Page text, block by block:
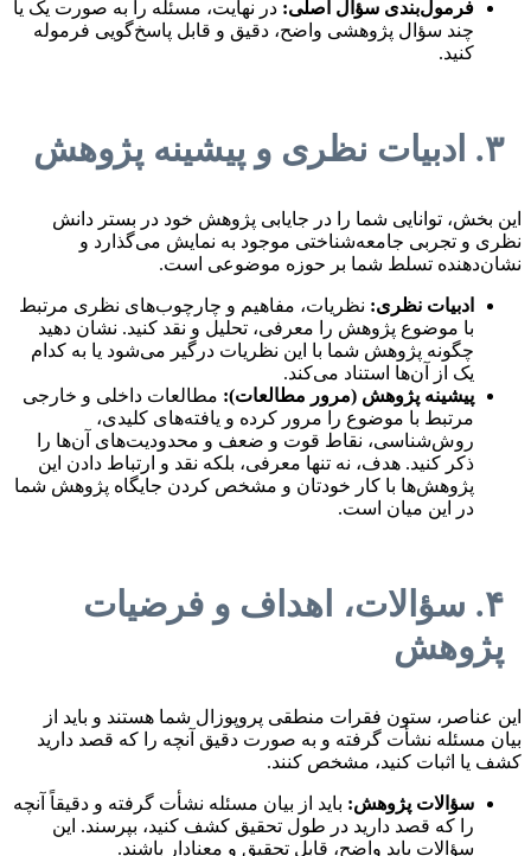
فرمول‌بندی سؤال اصلی: در نهایت، مسئله را به صورت یک یا
چند سؤال پژوهشی واضح، دقیق و قابل پاسخ‌گویی فرموله
کنید.
۳. ادبیات نظری و پیشینه پژوهش
این بخش، توانایی شما را در جایابی پژوهش خود در بستر دانش
نظری و تجربی جامعه‌شناختی موجود به نمایش می‌گذارد و
نشان‌دهنده تسلط شما بر حوزه موضوعی است.
ادبیات نظری: نظریات، مفاهیم و چارچوب‌های نظری مرتبط
با موضوع پژوهش را معرفی، تحلیل و نقد کنید. نشان دهید
چگونه پژوهش شما با این نظریات درگیر می‌شود یا به کدام
یک از آن‌ها استناد می‌کند.
پیشینه پژوهش (مرور مطالعات): مطالعات داخلی و خارجی
مرتبط با موضوع را مرور کرده و یافته‌های کلیدی،
روش‌شناسی، نقاط قوت و ضعف و محدودیت‌های آن‌ها را
ذکر کنید. هدف، نه تنها معرفی، بلکه نقد و ارتباط دادن این
پژوهش‌ها با کار خودتان و مشخص کردن جایگاه پژوهش شما
در این میان است.
۴. سؤالات، اهداف و فرضیات
پژوهش
این عناصر، ستون فقرات منطقی پروپوزال شما هستند و باید از
بیان مسئله نشأت گرفته و به صورت دقیق آنچه را که قصد دارید
کشف یا اثبات کنید، مشخص کنند.
سؤالات پژوهش: باید از بیان مسئله نشأت گرفته و دقیقاً آنچه
را که قصد دارید در طول تحقیق کشف کنید، بپرسند. این
سؤالات باید واضح، قابل تحقیق و معنادار باشند.